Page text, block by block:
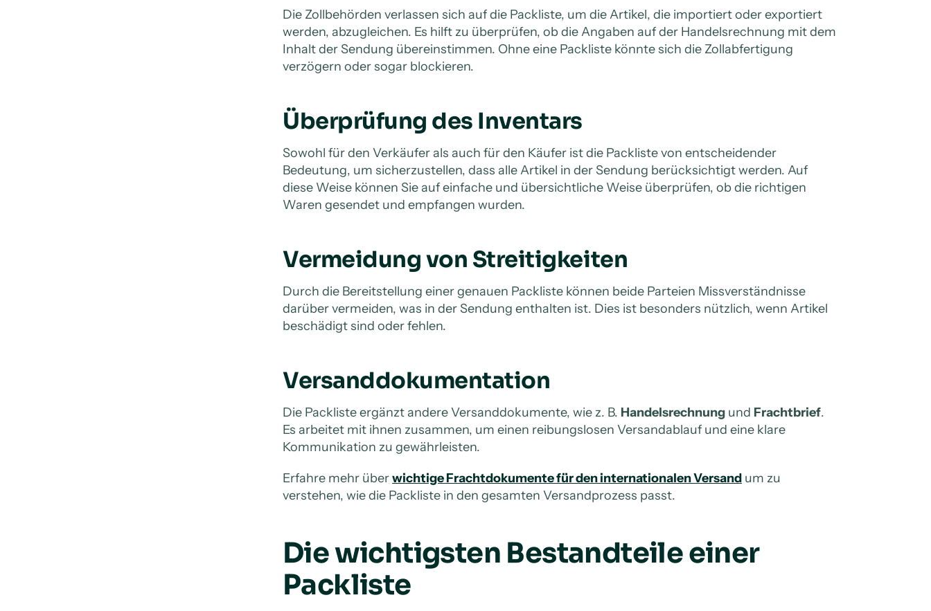
Die Zollbehörden verlassen sich auf die Packliste, um die Artikel, die importiert oder exportiert
werden, abzugleichen. Es hilft zu überprüfen, ob die Angaben auf der Handelsrechnung mit dem
Inhalt der Sendung übereinstimmen. Ohne eine Packliste könnte sich die Zollabfertigung
verzögern oder sogar blockieren.
Überprüfung des Inventars
Sowohl für den Verkäufer als auch für den Käufer ist die Packliste von entscheidender
Bedeutung, um sicherzustellen, dass alle Artikel in der Sendung berücksichtigt werden. Auf
diese Weise können Sie auf einfache und übersichtliche Weise überprüfen, ob die richtigen
Waren gesendet und empfangen wurden.
Vermeidung von Streitigkeiten
Durch die Bereitstellung einer genauen Packliste können beide Parteien Missverständnisse
darüber vermeiden, was in der Sendung enthalten ist. Dies ist besonders nützlich, wenn Artikel
beschädigt sind oder fehlen.
Versanddokumentation
Die Packliste ergänzt andere Versanddokumente, wie z. B. Handelsrechnung und Frachtbrief.
Es arbeitet mit ihnen zusammen, um einen reibungslosen Versandablauf und eine klare
Kommunikation zu gewährleisten.
Erfahre mehr überwichtige Frachtdokumente für den internationalen Versand um zu
verstehen, wie die Packliste in den gesamten Versandprozess passt.
Die wichtigsten Bestandteile einer
Packliste